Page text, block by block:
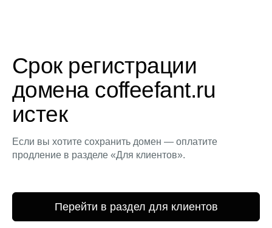
Срок регистрации
домена coffeefant.ru
истек
Если вы хотите сохранить домен — оплатите
продление в разделе «Для клиентов».
Перейти в раздел для клиентов